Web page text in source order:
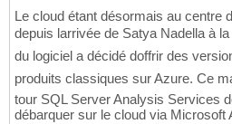
Le cloud étant désormais au centre
depuis larrivée de Satya Nadella à
du logiciel a décidé doffrir des
produits classiques sur Azure. Ce
tour SQL Server Analysis Services
débarquer sur le cloud via Microsoft